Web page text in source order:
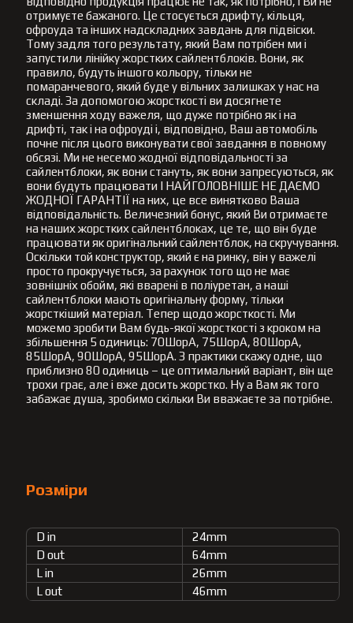
отримуєте бажаного. Це стосується дрифту, кільця,
офроуда та інших надскладних завдань для підвіски.
Тому задля того результату, який Вам потрібен ми і
запустили лінійку жорстких сайлентблоків. Вони, як
правило, будуть іншого кольору, тільки не
помаранчевого, який буде у вільних залишках у нас на
складі. За допомогою жорсткості ви досягнете
зменшення ходу важеля, що дуже потрібно як і на
дрифті, так і на офроуді і, відповідно, Ваш автомобіль
почне після цього виконувати свої завдання в повному
обсязі. Ми не несемо жодної відповідальності за
сайлентблоки, як вони стануть, як вони запресуються, як
вони будуть працювати І НАЙГОЛОВНІШЕ НЕ ДАЄМО
ЖОДНОЇ ГАРАНТІЇ на них, це все винятково Ваша
відповідальність. Величезний бонус, який Ви отримаєте
на наших жорстких сайлентблоках, це те, що він буде
працювати як оригінальний сайлентблок, на скручування.
Оскільки той конструктор, який є на ринку, він у важелі
просто прокручується, за рахунок того що не має
зовнішніх обойм, які вварені в поліуретан, а наші
сайлентблоки мають оригінальну форму, тільки
жорсткіший матеріал. Тепер щодо жорсткості. Ми
можемо зробити Вам будь-якої жорсткості з кроком на
збільшення 5 одиниць: 70ШорА, 75ШорА, 80ШорА,
85ШорА, 90ШорА, 95ШорА. З практики скажу одне, що
приблизно 80 одиниць – це оптимальний варіант, він ще
трохи грає, але і вже досить жорстко. Ну а Вам як того
забажає душа, зробимо скільки Ви вважаєте за потрібне.
Розміри
D in
24mm
D out
64mm
L in
26mm
L out
46mm